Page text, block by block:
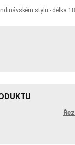
stylu - délka